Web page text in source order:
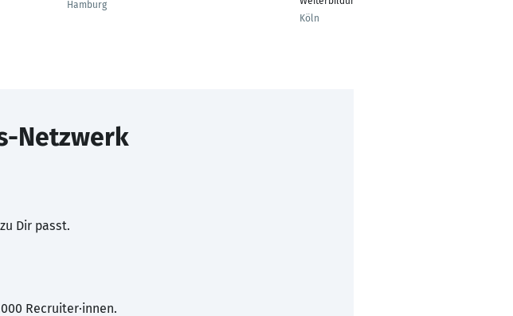
Hamburg
Köln
Netzwerk
Dir passt.
Recruiter·innen.